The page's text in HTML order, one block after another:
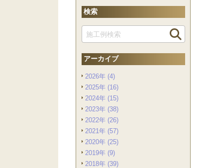
検索
アーカイブ
2026年 (4)
2025年 (16)
2024年 (15)
2023年 (38)
2022年 (26)
2021年 (57)
2020年 (25)
2019年 (9)
2018年 (39)